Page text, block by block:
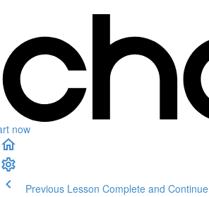
now
Previous Lesson Complete and Continue